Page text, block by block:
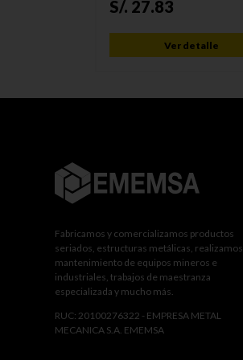
S/. 27.83
Ver detalle
Fabricamos y comercializamos productos
seriados, estructuras metálicas, realizamos
mantenimiento de equipos mineros e
industriales, trabajos de maestranza
especializada y mucho más.
RUC: 20100276322 - EMPRESA METAL
MECANICA S.A. EMEMSA